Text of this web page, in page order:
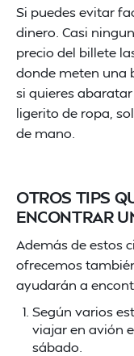
Si puedes evitar
dinero. Casi
precio del billete
donde meten una
si quieres
ligerito de ropa,
de mano.
OTROS TIPS
ENCONTRAR
Además de estos
ofrecemos
ayudarán a
Según varios
viajar en avión
sábado.